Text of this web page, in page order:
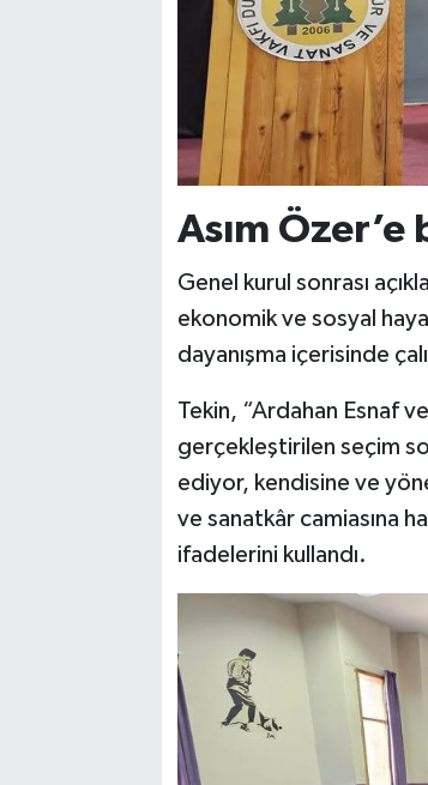
Asım Özer’e
Genel kurul sonrası
ekonomik ve sosyal
dayanışma içerisinde
Tekin, “Ardahan Esnaf
gerçekleştirilen seçim
ediyor, kendisine ve
ve sanatkâr camiasına
ifadelerini kullandı.